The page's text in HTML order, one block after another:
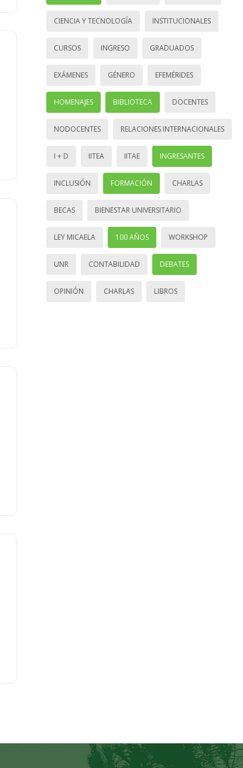
CIENCIA Y TECNOLOGÍA INSTITUCIONALES
CURSOS INGRESO GRADUADOS
EXÁMENES GÉNERO EFEMÉRIDES
HOMENAJES BIBLIOTECA DOCENTES
NODOCENTES RELACIONES INTERNACIONALES
I + D IITEA IITAE INGRESANTES
INCLUSIÓN FORMACIÓN CHARLAS
BECAS BIENESTAR UNIVERSITARIO
LEY MICAELA 100 AÑOS WORKSHOP
UNR CONTABILIDAD DEBATES
OPINIÓN CHARLAS LIBROS